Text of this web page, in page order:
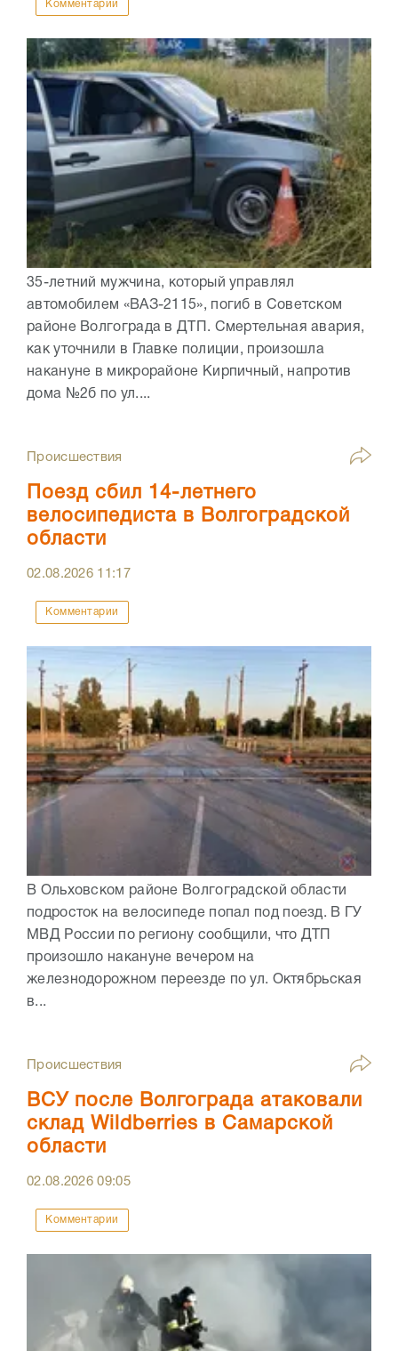
Комментарии
35-летний мужчина, который управлял
автомобилем «ВАЗ-2115», погиб в Советском
районе Волгограда в ДТП. Смертельная авария,
как уточнили в Главке полиции, произошла
накануне в микрорайоне Кирпичный, напротив
дома №2б по ул....
Происшествия
Поезд сбил 14-летнего
велосипедиста в Волгоградской
области
02.08.2026 11:17
Комментарии
В Ольховском районе Волгоградской области
подросток на велосипеде попал под поезд. В ГУ
МВД России по региону сообщили, что ДТП
произошло накануне вечером на
железнодорожном переезде по ул. Октябрьская
в...
Происшествия
ВСУ после Волгограда атаковали
склад Wildberries в Самарской
области
02.08.202609:05
Комментарии